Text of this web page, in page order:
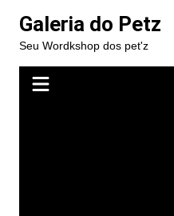
para
conteúdo
Galeria do Petz
Seu Wordkshop dos pet'z